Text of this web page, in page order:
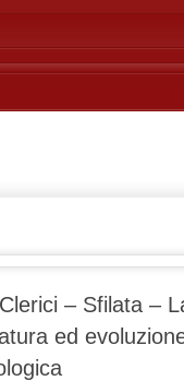
– Sfilata –
ed